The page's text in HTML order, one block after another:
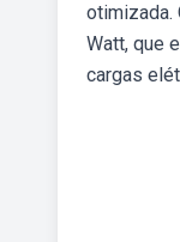
otimizada.
Watt, que
cargas